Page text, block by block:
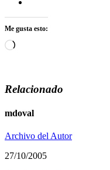
Me gusta esto:
Cargando...
Relacionado
mdoval
Archivo del Autor
27/10/2005